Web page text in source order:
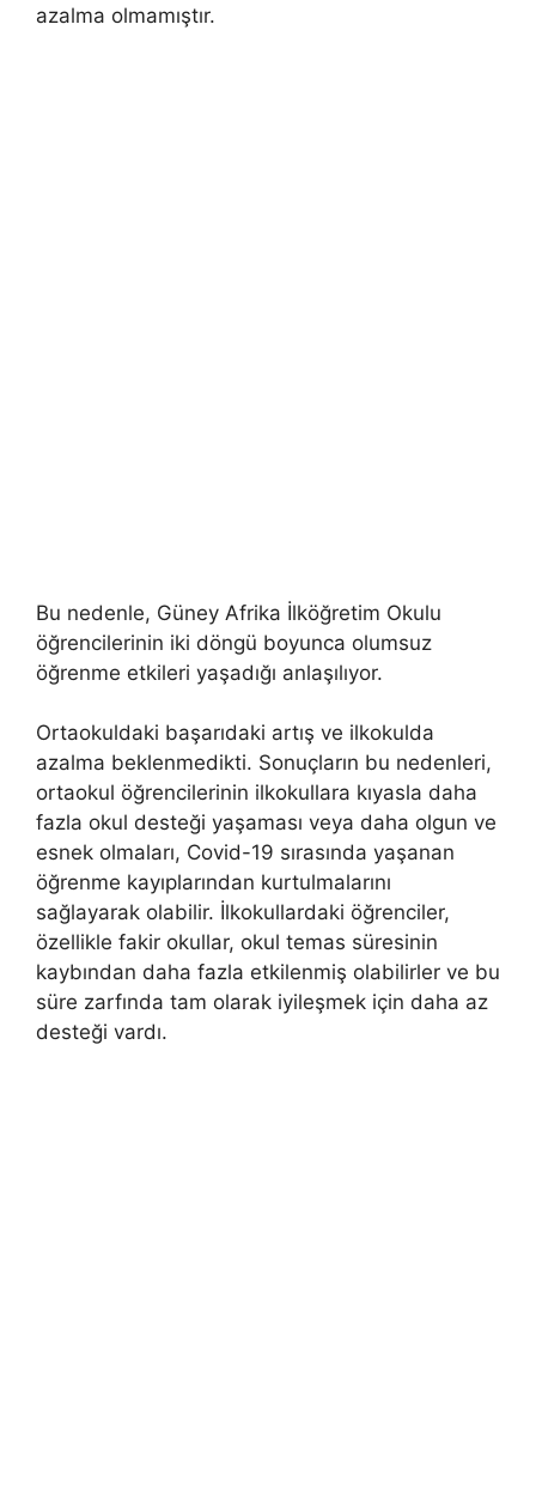
azalma olmamıştır.
Bu nedenle, Güney Afrika İlköğretim Okulu
öğrencilerinin iki döngü boyunca olumsuz
öğrenme etkileri yaşadığı anlaşılıyor.
Ortaokuldaki başarıdaki artış ve ilkokulda
azalma beklenmedikti. Sonuçların bu nedenleri,
ortaokul öğrencilerinin ilkokullara kıyasla daha
fazla okul desteği yaşaması veya daha olgun ve
esnek olmaları, Covid-19 sırasında yaşanan
öğrenme kayıplarından kurtulmalarını
sağlayarak olabilir. İlkokullardaki öğrenciler,
özellikle fakir okullar, okul temas süresinin
kaybından daha fazla etkilenmiş olabilirler ve bu
süre zarfında tam olarak iyileşmek için daha az
desteği vardı.